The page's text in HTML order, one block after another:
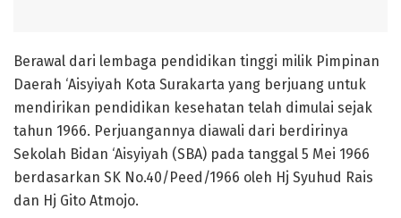
Berawal dari lembaga pendidikan tinggi milik Pimpinan
Daerah ‘Aisyiyah Kota Surakarta yang berjuang untuk
mendirikan pendidikan kesehatan telah dimulai sejak
tahun 1966. Perjuangannya diawali dari berdirinya
Sekolah Bidan ‘Aisyiyah (SBA) pada tanggal 5 Mei 1966
berdasarkan SK No.40/Peed/1966 oleh Hj Syuhud Rais
dan Hj Gito Atmojo.